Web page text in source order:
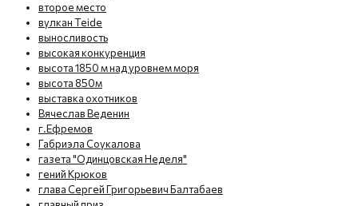
второе место
вулкан Teide
выносливость
высокая конкуренция
высота 1850 м над уровнем моря
высота 850м
выставка охотников
Вячеслав Веденин
г.Ефремов
Габриэла Соукалова
газета "Одинцовская Неделя"
гений Крюков
глава Сергей Григорьевич Балтабаев